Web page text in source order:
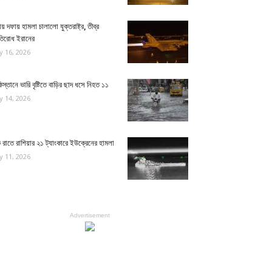
দফায় হামলা চালালো যুক্তরাষ্ট্র, তীব্র
ইরানের
16, 2026
ভারি বৃষ্টিতে বাড়ির ছাদ ধসে নিহত ১১
14, 2026
রাশিয়ার ২১ ট্যাংকারে ইউক্রেনের হামলা
11, 2026
Advertisement